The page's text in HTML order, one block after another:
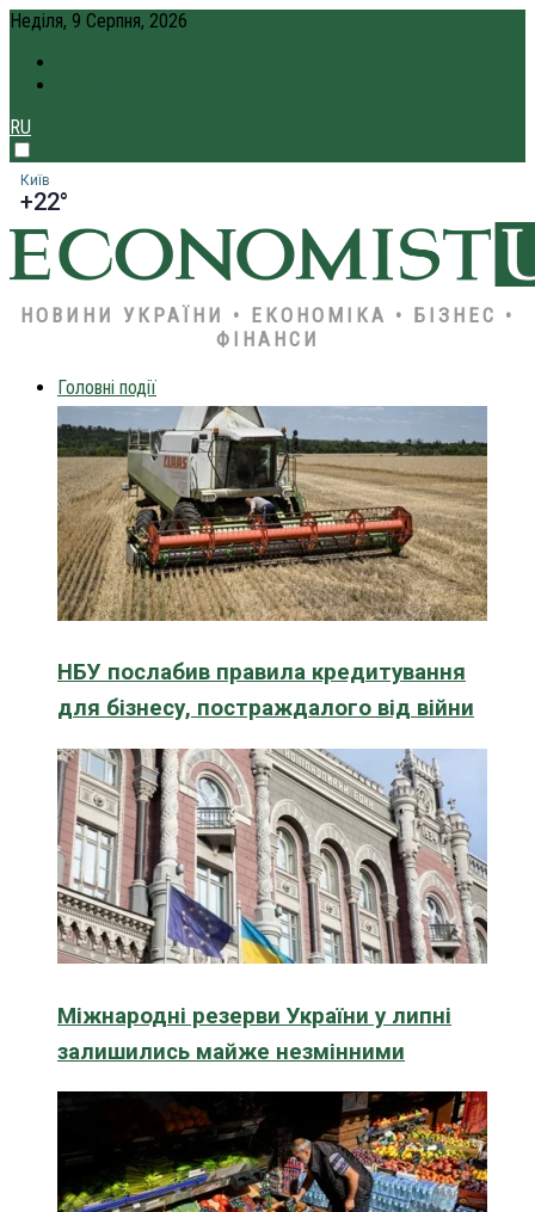
Неділя, 9 Серпня, 2026
RU
Київ
+22°
НОВИНИ УКРАЇНИ • ЕКОНОМІКА • БІЗНЕС •
ФІНАНСИ
Головні події
НБУ послабив правила кредитування
для бізнесу, постраждалого від війни
Міжнародні резерви України у липні
залишились майже незмінними